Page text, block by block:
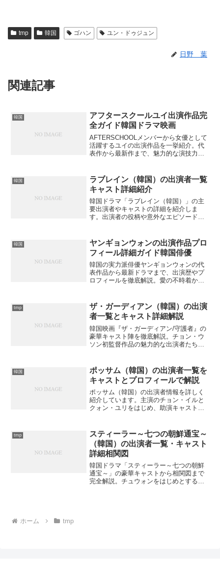
tmp 韓国 ゴハン ユン・ドゥジュン
日野 葉
関連記事
韓国
アフタースクールユイ出演作品完
全ガイド韓国ドラマ映画
AFTERSCHOOLメンバーから女優として
活躍するユイの出演作品を一挙紹介。代
表作から最新作まで、魅力的な演技力で
韓国
ラブレイン（韓国）の出演者一覧
キャスト詳細紹介
韓国ドラマ「ラブレイン（韓国）」の主
要出演者やキャストの詳細を紹介しま
す。出演者の役柄や意外なエピソードと
韓国
ヤンギョンウォンの出演作品プロ
フィール詳細ガイド韓国俳優
韓国の実力派俳優ヤンギョンウォンの代
表作品から最新ドラマまで、出演歴やプ
ロフィールを徹底解説。愛の不時着から
tmp
ザ・ガーディアン（韓国）の出演
者一覧とキャスト詳細解説
韓国映画『ザ・ガーディアン/守護者』の
豪華キャスト陣を徹底解説。チョン・ウ
ソン初監督作品の魅力的な出演者たちの
が、あなたはこの作品のキャストについ
てどれだけ知っていますか？
韓国
ポッサム（韓国）の出演者一覧を
キャストとプロフィールで解説
ポッサム（韓国）の出演者情報を詳しく
紹介しています。主演のチョン・イルと
クォン・ユリをはじめ、助演キャスト陣
すか？
tmp
スティーラー～七つの朝鮮通宝～
（韓国）の出演者一覧・キャスト
詳細相関図
韓国ドラマ「スティーラー～七つの朝鮮
通宝～」の豪華キャストから相関図まで
完全解説。チュウォンをはじめとする主
ホーム tmp